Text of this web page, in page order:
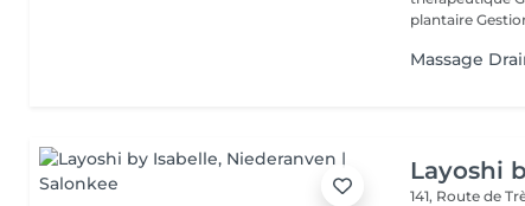
plantaire
Massage
Layoshi
141, Route de